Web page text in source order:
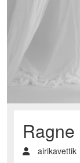
Ragne
airikavettik